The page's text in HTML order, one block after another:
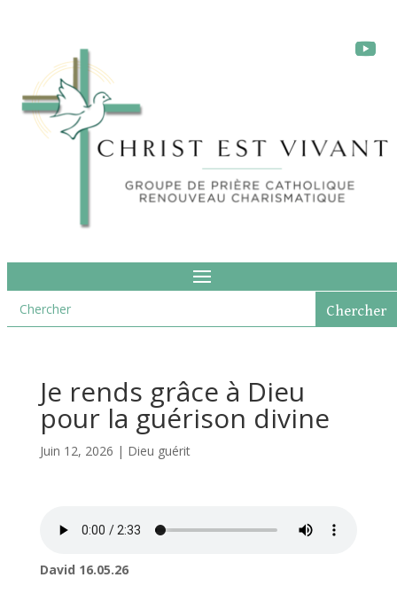
Je rends grâce à Dieu
pour la guérison divine
Juin 12, 2026 | Dieu guérit
David 16.05.26